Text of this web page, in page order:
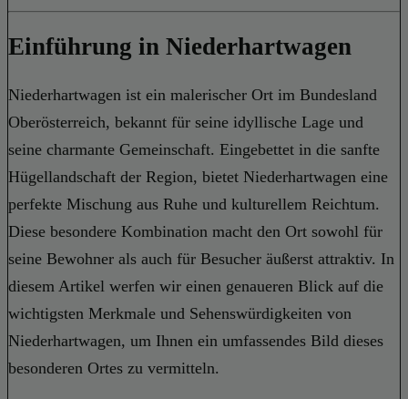
Einführung in Niederhartwagen
Niederhartwagen ist ein malerischer Ort im Bundesland
Oberösterreich, bekannt für seine idyllische Lage und
seine charmante Gemeinschaft. Eingebettet in die sanfte
Hügellandschaft der Region, bietet Niederhartwagen eine
perfekte Mischung aus Ruhe und kulturellem Reichtum.
Diese besondere Kombination macht den Ort sowohl für
seine Bewohner als auch für Besucher äußerst attraktiv. In
diesem Artikel werfen wir einen genaueren Blick auf die
wichtigsten Merkmale und Sehenswürdigkeiten von
Niederhartwagen, um Ihnen ein umfassendes Bild dieses
besonderen Ortes zu vermitteln.